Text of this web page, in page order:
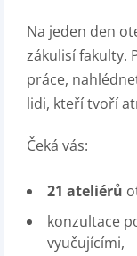
Na jeden den
zákulisí fakulty.
práce,
lidi, kteří tvoří
Čeká vás:
21 ateliérů
konzultace
vyučujícími,